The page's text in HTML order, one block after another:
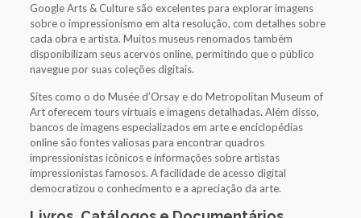
Google Arts & Culture são excelentes para explorar imagens
sobre o impressionismo em alta resolução, com detalhes sobre
cada obra e artista. Muitos museus renomados também
disponibilizam seus acervos online, permitindo que o público
navegue por suas coleções digitais.
Sites como o do Musée d’Orsay e do Metropolitan Museum of
Art oferecem tours virtuais e imagens detalhadas. Além disso,
bancos de imagens especializados em arte e enciclopédias
online são fontes valiosas para encontrar quadros
impressionistas icônicos e informações sobre artistas
impressionistas famosos. A facilidade de acesso digital
democratizou o conhecimento e a apreciação da arte.